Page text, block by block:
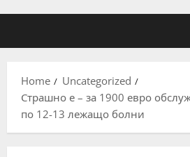
Home
Uncategorized
Страшно е – за 1900 евро
по 12-13 лежащо болни